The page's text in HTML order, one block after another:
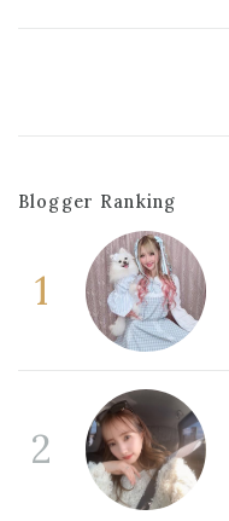
Blogger Ranking
1
2